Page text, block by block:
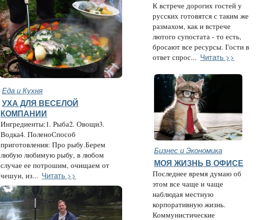
Еда и Кухня
УХА ДЛЯ ВЕСЕЛОЙ
КОМПАНИИ
Ингредиенты:1. Рыба2. Овощи3.
Водка4. ПоленоСпособ
приготовления: Про рыбу.Берем
любую любимую рыбу, в любом
случае ее потрошим, очищаем от
чешуи, из... Читать >>
К встрече дорогих гостей у
русских готовятся с таким же
размахом, как и встрече
лютого супостата - то есть,
бросают все ресурсы. Гости в
ответ спрос... Читать >>
Бизнес и Экономика
МОЯ ЖИЗНЬ В ОФИСЕ
Последнее время думаю об
этом все чаще и чаще
наблюдая местную
корпоративную жизнь.
Коммунистические